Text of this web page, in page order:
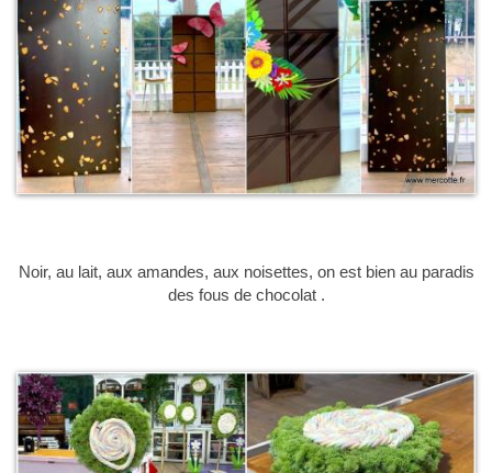
Noir, au lait, aux amandes, aux noisettes, on est bien au paradis
des fous de chocolat .